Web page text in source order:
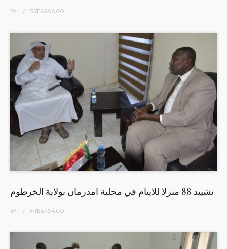
BY 5 YEARSAGO
تشييد 88 منزلا للايتام في محلية امدرمان بولاية الخرطوم
BY 4 YEARSAGO